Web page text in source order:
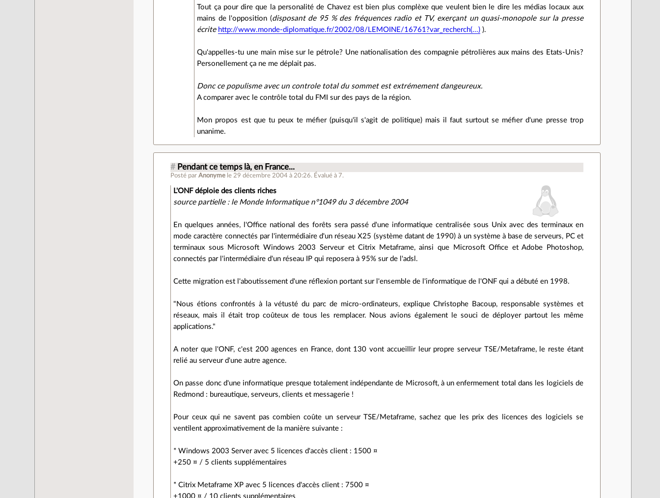
Tout ça pour dire que la personalité de Chavez est bien plus complèxe que veulent bien le dire les médias locaux aux
mains de l'opposition (disposant de 95 % des fréquences radio et TV, exerçant un quasi-monopole sur la presse
écrite http://www.monde-diplomatique.fr/2002/08/LEMOINE/16761?var_recherch(...) ).
Qu'appelles-tu une main mise sur le pétrole? Une nationalisation des compagnie pétrolières aux mains des Etats-Unis?
Personellement ça ne me déplait pas.
Donc ce populisme avec un controle total du sommet est extrémement dangeureux.
A comparer avec le contrôle total du FMI sur des pays de la région.
Mon propos est que tu peux te méfier (puisqu'il s'agit de politique) mais il faut surtout se méfier d'une presse trop
unanime.
# Pendant ce temps là, en France...
Posté parAnonyme le 29 décembre 2004 à 20:26. Évalué à7.
L'ONF déploie des clients riches
source partielle : le Monde Informatique n°1049 du 3 décembre 2004
En quelques années, l'Office national des forêts sera passé d'une informatique centralisée sous Unix avec des terminaux en
mode caractère connectés par l'intermédiaire d'un réseau X25 (système datant de 1990) à un système à base de serveurs, PC et
terminaux sous Microsoft Windows 2003 Serveur et Citrix Metaframe, ainsi que Microsoft Office et Adobe Photoshop,
connectés par l'intermédiaire d'un réseau IP qui reposera à 95% sur de l'adsl.
Cette migration est l'aboutissement d'une réflexion portant sur l'ensemble de l'informatique de l'ONF qui a débuté en 1998.
"Nous étions confrontés à la vétusté du parc de micro-ordinateurs, explique Christophe Bacoup, responsable systèmes et
réseaux, mais il était trop coûteux de tous les remplacer. Nous avions également le souci de déployer partout les même
applications."
A noter que l'ONF, c'est 200 agences en France, dont 130 vont accueillir leur propre serveur TSE/Metaframe, le reste étant
relié au serveur d'une autre agence.
On passe donc d'une informatique presque totalement indépendante de Microsoft, à un enfermement total dans les logiciels de
Redmond : bureautique, serveurs, clients et messagerie !
Pour ceux qui ne savent pas combien coûte un serveur TSE/Metaframe, sachez que les prix des licences des logiciels se
ventilent approximativement de la manière suivante :
* Windows 2003 Server avec 5 licences d'accès client : 1500 ¤
+250 ¤ / 5 clients supplémentaires
* Citrix Metaframe XP avec 5 licences d'accès client : 7500 ¤
+1000 ¤ / 10 clients supplémentaires